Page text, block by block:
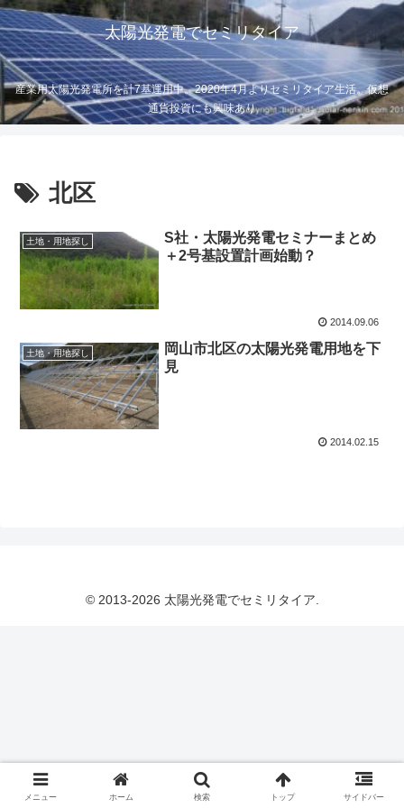
太陽光発電でセミリタイア
産業用太陽光発電所を計7基運用中。2020年4月よりセミリタイア生活。仮想
通貨投資にも興味あり
北区
土地・用地探し
S社・太陽光発電セミナーまとめ
＋2号基設置計画始動？
2014.09.06
土地・用地探し
岡山市北区の太陽光発電用地を下
見
2014.02.15
© 2013-2026 太陽光発電でセミリタイア.
メニュー ホーム 検索 トップ サイドバー